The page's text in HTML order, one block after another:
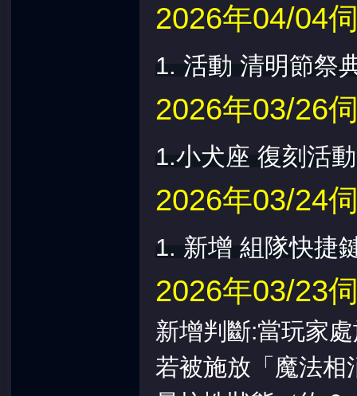
2026年04/04
1. 活動 清明節祭
2026年03/26
1.小犬座 復刻活
2026年03/24
1. 新增 組隊快捷
2026年03/23
新增判斷:當玩家
若被施放「魔法相